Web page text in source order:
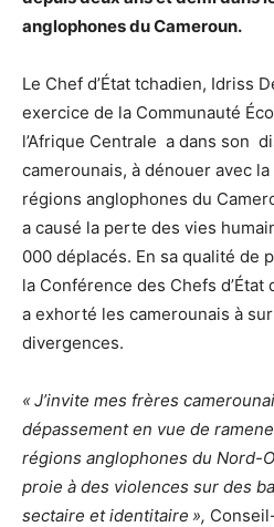
anglophones du Cameroun.
Le Chef d’État tchadien, Idriss
exercice de la Communauté
l’Afrique Centrale a dans son
camerounais, à dénouer avec
régions anglophones du
a causé la perte des vies
000 déplacés. En sa qualité de
la Conférence des Chefs d’État
a exhorté les camerounais à
divergences.
«J’invite mes frères
dépassement en vue de
régions anglophones du Nord-
proie à des violences sur des
sectaire et identitaire »,